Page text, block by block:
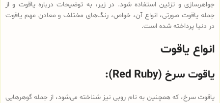
جواهرسازی و تزئین استفاده شود. در زیر، به توضیحات درباره یاقوت و از
جمله یاقوت صورتی، انواع آن، خواص، رنگ‌های مختلف و معادن مهم یاقوت
در دنیا پرداخته شده است.
انواع یاقوت
یاقوت سرخ (Red Ruby):
یاقوت سرخ، که همچنین به نام روبی نیز شناخته می‌شود، از جمله گوهرهایی